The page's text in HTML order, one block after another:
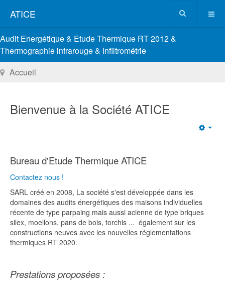
ATICE
Audit Energétique & Etude Thermique RT 2012 &
Thermographie infrarouge & Infiltrométrie
Accueil
Bienvenue à la Société ATICE
Bureau d'Etude ThermiqueATICE
Contactez nous !
SARL créé en 2008, La société s'est développée dans les
domaines des audits énergétiques des maisons individuelles
récente de type parpaing mais aussi acienne de type briques
silex, moellons, pans de bois, torchis ... également sur les
constructions neuves avec les nouvelles réglementations
thermiques RT 2020.
Prestations proposées :